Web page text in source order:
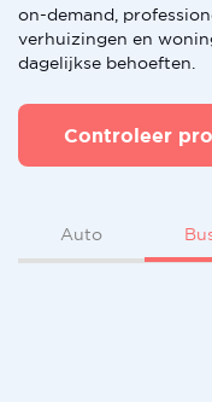
on-demand,
verhuizingen en
dagelijkse behoeften.
Controleer
Auto